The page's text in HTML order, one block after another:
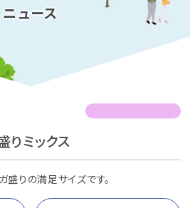
ニュース
りミックス
盛りの満足サイズです。